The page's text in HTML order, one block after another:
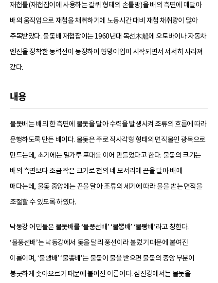
재첩틀(재첩잡이에 사용하는 갈퀴 형태의 손틀방)을 배의 측면에 매달아
배의 움직임으로 재첩을 채취하기에 노동시간 대비 재첩 채취량이 많아
주목받았다. 물돛배 재첩잡이는 1960년대 목선木船에 오토바이나 자동차
엔진을 장착한 동력선이 등장하여 형망어업이 시작되면서 서서히 사라져
갔다.
내용
물돛배는 배의 한 측면에 물돛을 달아 수력을 발생시켜 조류의 흐름에 따라
운행하도록 만든 배이다. 물돛은 주로 직사각형 형태의 면직물인 광목으로
만드는데, 초기에는 밀가루 포대를 이어 만들었다고 한다. 물돛의 크기는
배의 측면보다 조금 작은 크기로 천의 네 모서리에 끈을 달아 배에
매다는데, 물돛 중앙에는 끈을 달아 조류의 세기에 따라 물을 받는 면적을
조절할 수 있도록 하였다.
낙동강 어민들은 물돛배를 ‘물풍선배’ ‘물뽕배’ ‘물빵배’라고 칭한다.
‘물풍선배’는 낙동강에서 돛을 달리 풍선이라 불렀기 때문에 붙여진
이름이며, ‘물빵배’ ‘물뽕배’는 물돛이 물을 받으면 물돛의 중앙 부분이
봉긋하게 솟아오르기 때문에 붙여진 이름이다. 섬진강에서는 물돛을